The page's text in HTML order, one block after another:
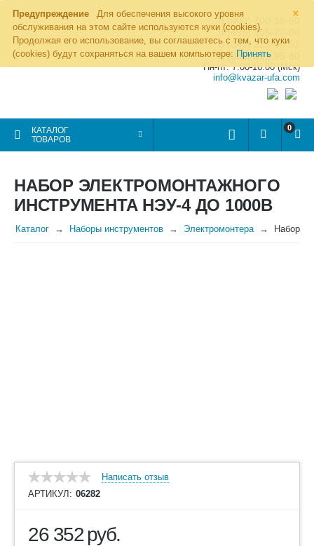
×
Предупреждение
Для обеспечения высокого уровня
обслуживания на этом сайте используются куки (cookies).
Продолжая его использование, вы соглашаетесь с тем, что куки
(cookies) будут сохраняться на вашем компьютере: Принять
8 (800) 700-19-50
8 (495) 255-77-08
8 (347) 225-00-52
8 (986) 963-95-80
Пн-пт: 7.00-16.00 (Мск)
info@kvazar-ufa.com
КАТАЛОГ
ТОВАРОВ
0
НАБОР ЭЛЕКТРОМОНТАЖНОГО
ИНСТРУМЕНТА НЭУ-4 ДО 1000В
Каталог Наборы инструментов Электромонтера Набор
Написать отзыв
АРТИКУЛ: 06282
26 352руб.